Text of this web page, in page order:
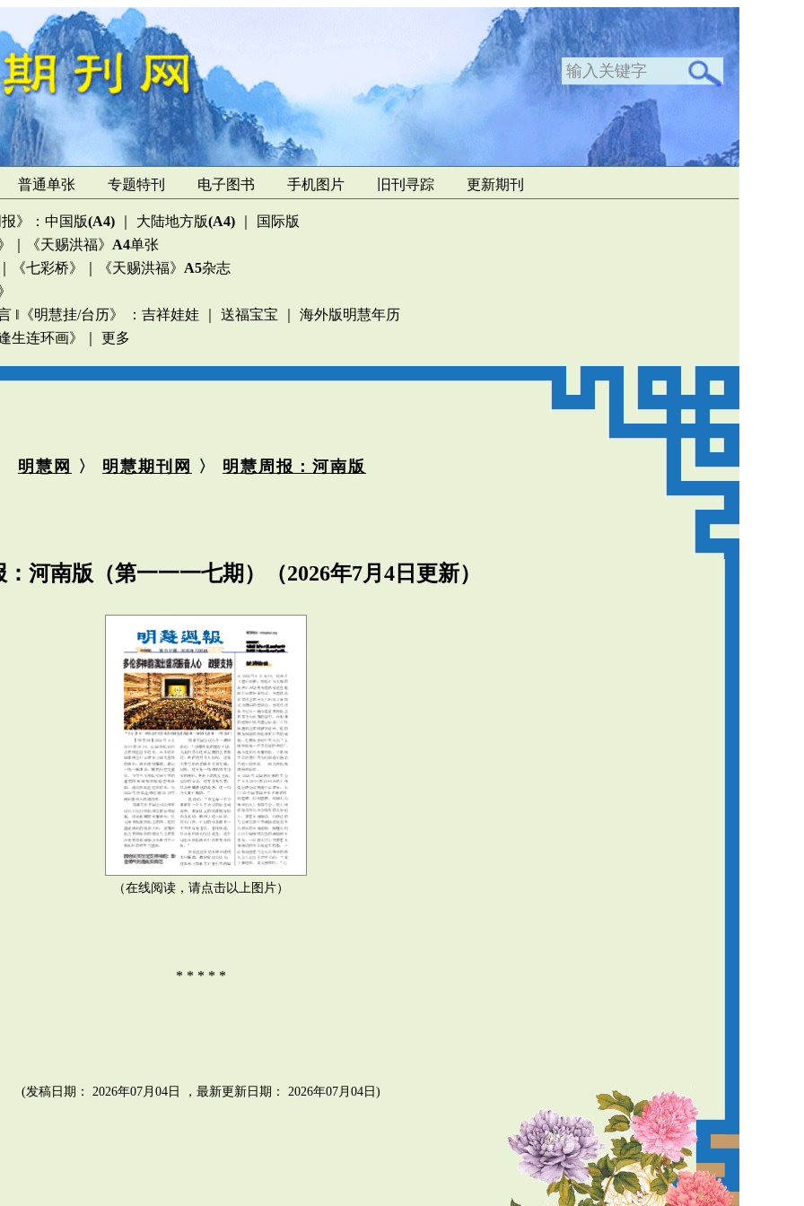
普通单张 专题特刊 电子图书 手机图片 旧刊寻踪 更新期刊
》 ： 中国版(A4) 大陆地方版(A4)
国际版
《天赐洪福》 A4单张
《七彩桥》 《天赐洪福》 A5杂志
‖ 《明慧挂/台历》 ： 吉祥娃娃 送福宝宝
海外版明慧年历
生连环画》
更多
明慧网 〉 明慧期刊网 〉 明慧周报：河南版
河南版（第一一一七期）（2026年7月4日更新）
（在线阅读，请点击以上图片）
* * * * *
(发稿日期： 2026年07月04日 ，最新更新日期： 2026年07月04日)